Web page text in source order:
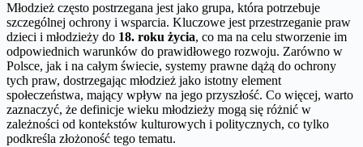
Młodzież często postrzegana jest jako grupa, która potrzebuje
szczególnej ochrony i wsparcia. Kluczowe jest przestrzeganie praw
dzieci i młodzieży do 18. roku życia, co ma na celu stworzenie im
odpowiednich warunków do prawidłowego rozwoju. Zarówno w
Polsce, jak i na całym świecie, systemy prawne dążą do ochrony
tych praw, dostrzegając młodzież jako istotny element
społeczeństwa, mający wpływ na jego przyszłość. Co więcej, warto
zaznaczyć, że definicje wieku młodzieży mogą się różnić w
zależności od kontekstów kulturowych i politycznych, co tylko
podkreśla złożoność tego tematu.